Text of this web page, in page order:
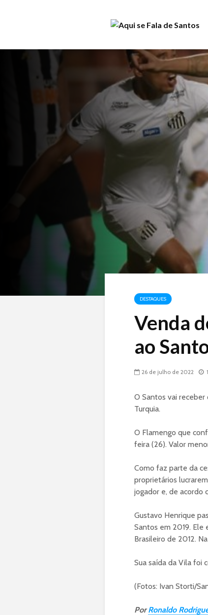
DESTAQUES
Venda
ao
26 de julho de 2022
O Santos vai receber
Turquia.
O Flamengo que
feira (26). Valor
Como faz parte da
proprietários
jogador e, de acordo
Gustavo Henrique
Santos em 2019.
Brasileiro de 2012.
Sua saída da Vila foi
(Fotos: Ivan Storti/
PorRonaldo